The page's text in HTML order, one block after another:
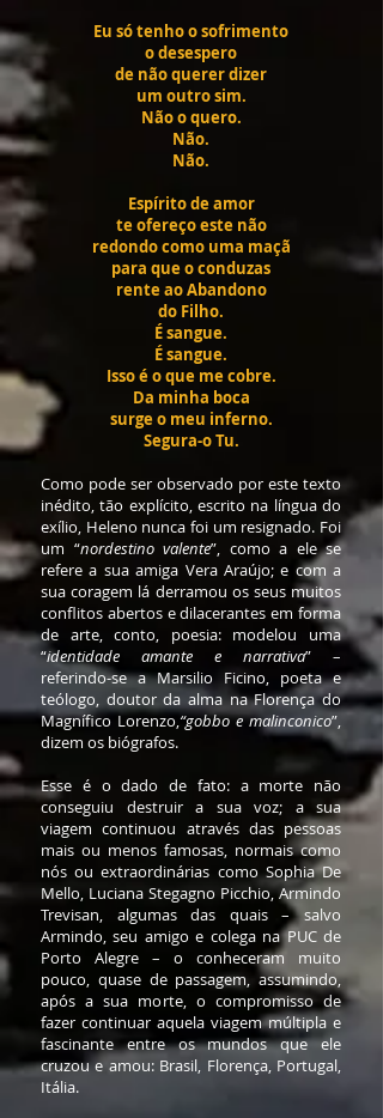
Eu só tenho o sofrimento
o desespero
de não querer dizer
um outro sim.
Não o quero.
Não.
Não.
Espírito de amor
te ofereço este não
redondo como uma maçã
para que o conduzas
rente ao Abandono
do Filho.
É sangue.
É sangue.
Isso é o que me cobre.
Da minha boca
surge o meu inferno.
Segura-o Tu.
Como pode ser observado por este texto
inédito, tão explícito, escrito na língua do
exílio, Heleno nunca foi um resignado. Foi
um “nordestino valente”, como a ele se
refere a sua amiga Vera Araújo; e com a
sua coragem lá derramou os seus muitos
conflitos abertos e dilacerantes em forma
de arte, conto, poesia: modelou uma
“identidade amante e narrativa” –
referindo-se a Marsilio Ficino, poeta e
teólogo, doutor da alma na Florença do
Magnífico Lorenzo,“gobbo e malinconico”,
dizem os biógrafos.
Esse é o dado de fato: a morte não
conseguiu destruir a sua voz; a sua
viagem continuou através das pessoas
mais ou menos famosas, normais como
nós ou extraordinárias como Sophia De
Mello, Luciana Stegagno Picchio, Armindo
Trevisan, algumas das quais – salvo
Armindo, seu amigo e colega na PUC de
Porto Alegre – o conheceram muito
pouco, quase de passagem, assumindo,
após a sua morte, o compromisso de
fazer continuar aquela viagem múltipla e
fascinante entre os mundos que ele
cruzou e amou: Brasil, Florença, Portugal,
Itália.